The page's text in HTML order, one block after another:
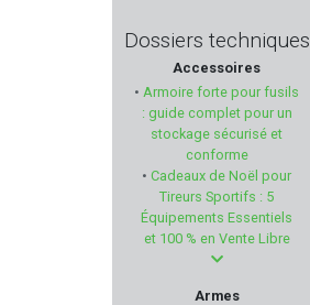
ELEY
AUDERE
GRS
PERUN ARMS
Dossiers techniques
Accessoires
• Armoire forte pour fusils
: guide complet pour un
stockage sécurisé et
conforme
• Cadeaux de Noël pour
Tireurs Sportifs : 5
Équipements Essentiels
et 100 % en Vente Libre
Armes